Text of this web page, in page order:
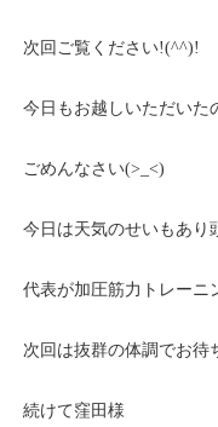
次回ご覧ください!(^^)!
今日もお越しいただいた
ごめんなさい(>_<)
今日は天気のせいもあり
代表が加圧筋力トレーニ
次回は抜群の体調でお待
続けて窪田様